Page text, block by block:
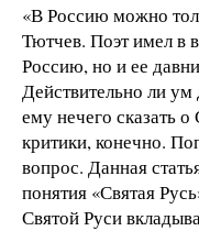
«В Россию можно
Тютчев. Поэт имел в
Россию, но и ее
Действительно ли ум
ему нечего сказать
критики, конечно.
вопрос. Данная
понятия «Святая
Святой Руси